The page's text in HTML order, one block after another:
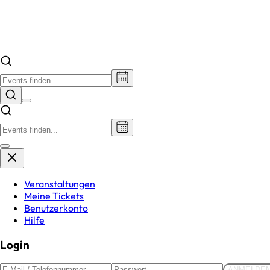
Veranstaltungen
Meine Tickets
Benutzerkonto
Hilfe
Login